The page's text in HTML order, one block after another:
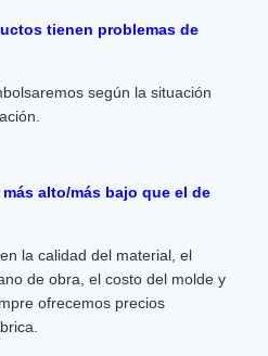
tienen problemas de
según la situación
alto/más bajo que el de
la calidad del material, el
de obra, el costo del molde y
ofrecemos precios